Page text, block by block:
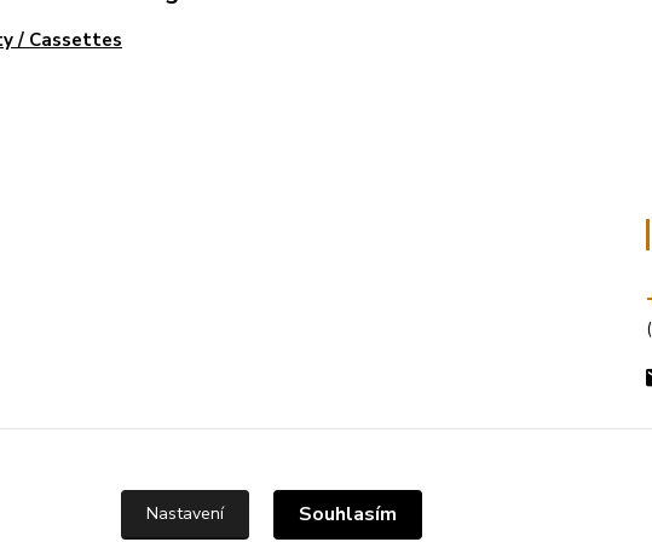
/ Cassettes
Nastavení Souhlasím